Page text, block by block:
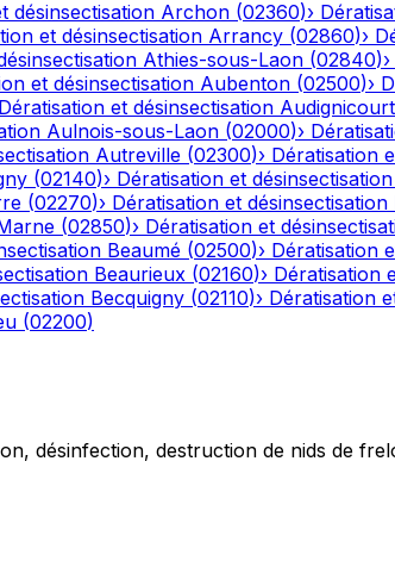
désinsectisation Archon (02360)›
et désinsectisation Arrancy (02860)›
Athies-sous-Laon (02840)›
et désinsectisation Aubenton (02500)›
Dératisation et désinsectisation Audignicourt
Aulnois-sous-Laon (02000)›
Autreville (02300)› Dératisation
(02140)› Dératisation et désinsectisation
(02270)› Dératisation et désinsectisation
(02850)› Dératisation et
Beaumé (02500)› Dératisation
Beaurieux (02160)› Dératisation
Becquigny (02110)› Dératisation
(02200)
désinfection, destruction de nids de